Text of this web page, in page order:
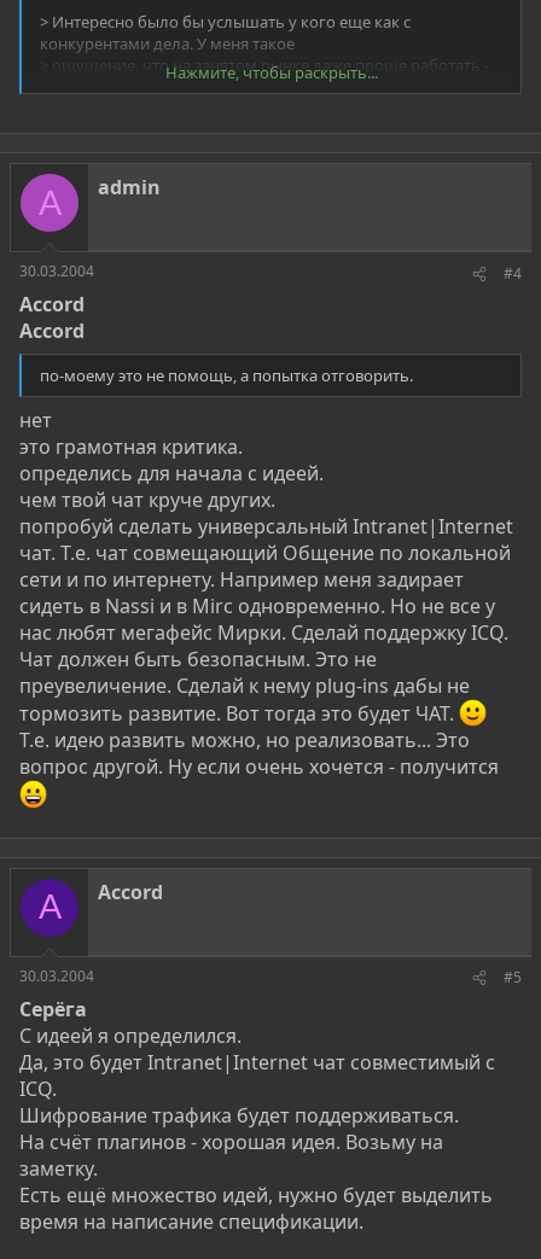
> Интересно было бы услышать у кого еще как с
конкурентами дела. У меня такое
> ощущение, что на занятом рынке даже проще работать -
Очень похоже на то
Тем более, что можно собрать все
лучшее, что
есть у конкурентов, и избавиться от их недостатков... У нас
нет ни
не испытываем
Скорее, даже так: чем "оригинальнее" продукт, тем меньше
заказов.
Sincerely yours,
Vladimir
Vladimir Katalov
Elcom Ltd.
Нажмите, чтобы раскрыть...
A admin
30.03.2004 #4
Accord
Accord
по-моему это не помощь, а попытка отговорить.
нет
это грамотная критика.
определись для начала с идеей.
чем твой чат круче других.
попробуй сделать универсальный Intranet|Internet
чат. Т.е. чат совмещающий Общение по локальной
сети и по интернету. Например меня задирает
сидеть в Nassi и в Mirc одновременно. Но не все у
нас любят мегафейс Мирки. Сделай поддержку ICQ.
Чат должен быть безопасным. Это не
преувеличение. Сделай к нему plug-ins дабы не
тормозить развитие. Вот тогда это будет ЧАТ.
Т.е. идею развить можно, но реализовать... Это
вопрос другой. Ну если очень хочется - получится
A Accord
30.03.2004 #5
Серёга
С идеей я определился.
Да, это будет Intranet|Internet чат совместимый с
ICQ.
Шифрование трафика будет поддерживаться.
На счёт плагинов - хорошая идея. Возьму на
заметку.
Есть ещё множество идей, нужно будет выделить
время на написание спецификации.